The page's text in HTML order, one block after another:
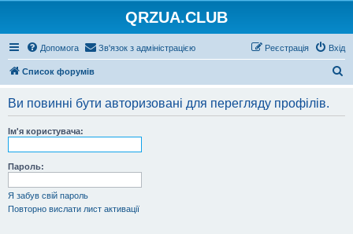
QRZUA.CLUB
Допомога Зв'язок з адміністрацією Вхід
Реєстрація
Список форумів
Ви повинні бути авторизовані для перегляду профілів.
Ім'я користувача:
Пароль:
Я забув свій пароль
Повторно вислати лист активації